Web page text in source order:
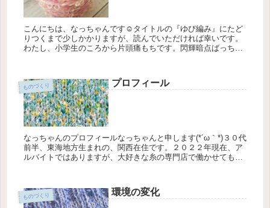
こんにちは、なっちゃんです☺タイトルの『ゆび編み』にたど
りつくまで少しかかりますが、読んでいただければ幸いです。
わたし、小学生のころから片頭痛もちです。閃輝暗点ばっちり
ものづくり プロフィール
なっちゃんのプロフィールなっちゃんと申します(*´ω｀*)３０代
前半、東海地方生まれの、関西在住です。２０２２年現在、ア
ルバイトではありますが、大好きな糸の専門店で働かせてもら
ものづくり 環境の変化